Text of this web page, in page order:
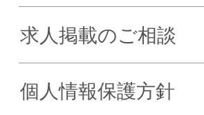
求人掲載のご相談
個人情報保護方針